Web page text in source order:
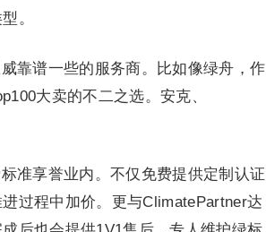
。
靠谱一些的服务商。比如像绿舟，作
大卖的不二之选。安克、
准享誉业内。不仅免费提供定制认证
过程中加价。更与ClimatePartner达